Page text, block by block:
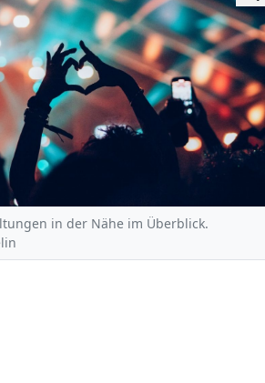
in der Nähe im Überblick.